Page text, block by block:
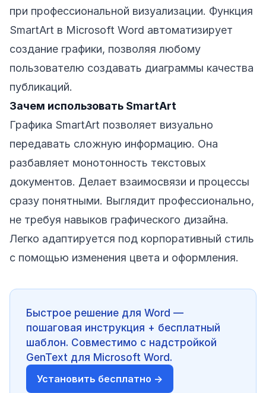
при профессиональной визуализации. Функция
SmartArt в Microsoft Word автоматизирует
создание графики, позволяя любому
пользователю создавать диаграммы качества
публикаций.
Зачем использовать SmartArt
Графика SmartArt позволяет визуально
передавать сложную информацию. Она
разбавляет монотонность текстовых
документов. Делает взаимосвязи и процессы
сразу понятными. Выглядит профессионально,
не требуя навыков графического дизайна.
Легко адаптируется под корпоративный стиль
с помощью изменения цвета и оформления.
Быстрое решение для Word —
пошаговая инструкция + бесплатный
шаблон. Совместимо с надстройкой
GenText для Microsoft Word.
Установить бесплатно →